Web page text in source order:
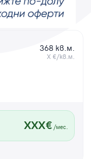
368 кв.м.
X €/кв.м.
XXX€ /мес.